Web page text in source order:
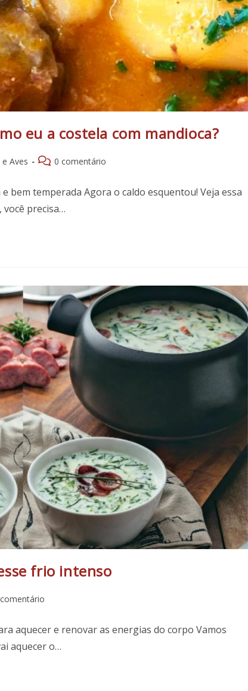
eu a costela com mandioca?
Aves
Comentários
0 comentário
bem temperada Agora o caldo esquentou! Veja essa
você precisa…
frio intenso
aquecer e renovar as energias do corpo Vamos
aquecer o…